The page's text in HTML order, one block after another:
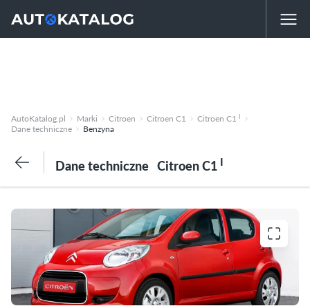
AutoKatalog.pl Marki Citroen Citroen C1 Citroen C1 I
Dane techniczne Benzyna
Dane techniczne Citroen C1 I